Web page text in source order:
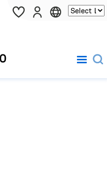
Pasar al contenido principal